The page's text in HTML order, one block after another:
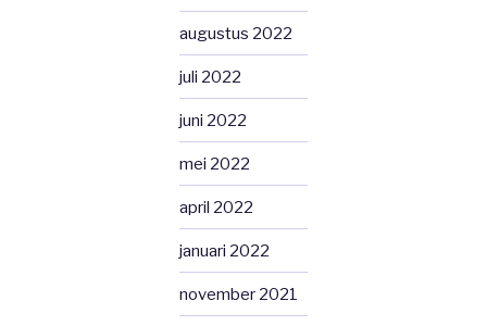
augustus 2022
juli 2022
juni 2022
mei 2022
april 2022
januari 2022
november 2021